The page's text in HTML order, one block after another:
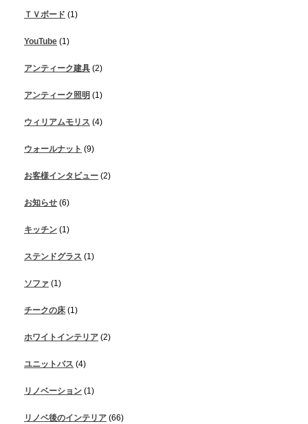
ＴＶボード (1)
YouTube (1)
アンティーク建具 (2)
アンティーク照明 (1)
ウィリアムモリス (4)
ウォールナット (9)
お客様インタビュー (2)
お知らせ (6)
キッチン (1)
ステンドグラス (1)
ソファ (1)
チークの床 (1)
ホワイトインテリア (2)
ユニットバス (4)
リノベーション (1)
リノベ後のインテリア (66)